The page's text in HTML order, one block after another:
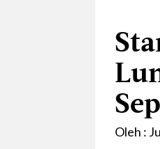
Oleh :